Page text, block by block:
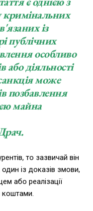
із
публічних
особливо
або діяльності
може
позбавлення
майна
то зазвичай він
із доказів змови,
або реалізації
коштами.